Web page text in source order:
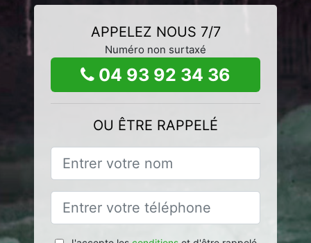
APPELEZ NOUS 7/7
Numéro non surtaxé
04 93 92 34 36
OU ÊTRE RAPPELÉ